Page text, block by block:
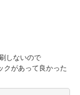
しないので
クがあって良かった